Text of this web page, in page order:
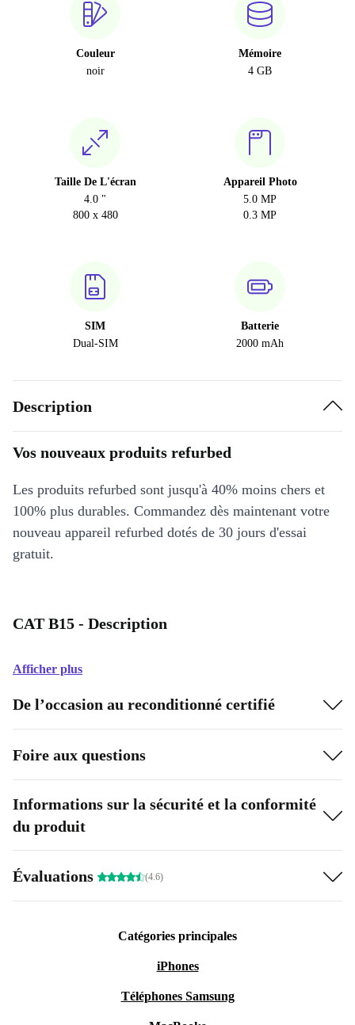
Couleur
noir
Mémoire
4 GB
Taille De L'écran
4.0 "
800 x 480
Appareil Photo
5.0 MP
0.3 MP
SIM
Dual-SIM
Batterie
2000 mAh
Description
Vos nouveaux produits refurbed
Les produits refurbed sont jusqu'à 40% moins chers et
100% plus durables. Commandez dès maintenant votre
nouveau appareil refurbed dotés de 30 jours d'essai
gratuit.
CAT B15 - Description
Afficher plus
De l’occasion au reconditionné certifié
Foire aux questions
Informations sur la sécurité et la conformité
du produit
Évaluations (4.6)
Catégories principales
iPhones
Téléphones Samsung